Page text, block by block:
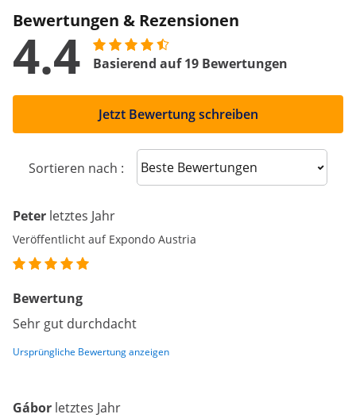
Bewertungen & Rezensionen
4.4 Basierend auf 19 Bewertungen
Jetzt Bewertung schreiben
Sortieren nach : Sort reviews
Peter letztes Jahr
Veröffentlicht auf Expondo Austria
Bewertung
Sehr gut durchdacht
Ursprüngliche Bewertung anzeigen
Gábor letztes Jahr